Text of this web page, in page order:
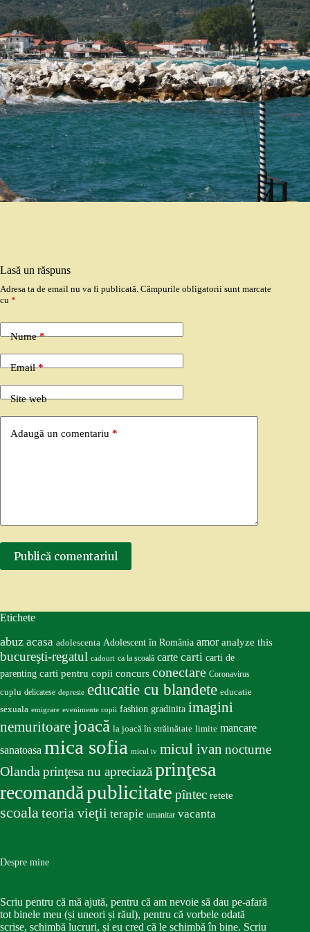
Lasă un răspuns
Adresa ta de email nu va fi publicată. Câmpurile obligatorii sunt marcate
cu *
Nume*
Email*
Site web
Adaugă un comentariu *
Publică comentariul
Etichete
abuz acasa adolescenta Adolescent în România amor analyze this
bucureşti-regatul cadouri ca la școală carte carti carti de
parenting carti pentru copii concurs conectare Coronavirus
cuplu delicatese depresie educatie cu blandete educatie
sexuala emigrare evenimente copii fashion gradinita imagini
nemuritoare joacă la joacă în străinătate limite mancare
sanatoasa mica sofia micul iv micul ivan nocturne
Olandaprinţesa nu apreciazăprinţesa
recomandăpublicitate pîntec retete
scoalateoria vieţii terapie umanitar vacanta
Despre mine
Scriu pentru că mă ajută, pentru că am nevoie să dau pe-afară
tot binele meu (și uneori și răul), pentru că vorbele odată
scrise, schimbă lucruri, și eu cred că le schimbă în bine. Scriu